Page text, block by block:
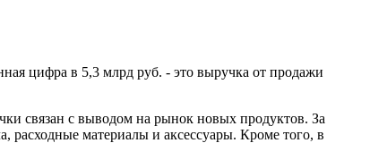
цифра в 5,3 млрд руб. - это выручка от продажи
связан с выводом на рынок новых продуктов. За
расходные материалы и аксессуары. Кроме того, в